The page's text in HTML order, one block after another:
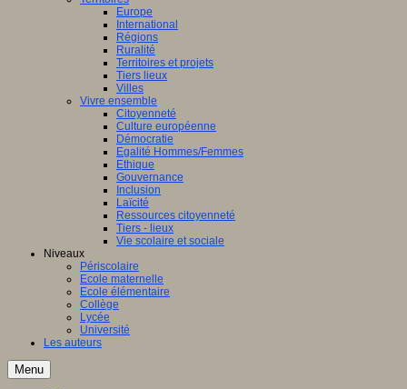
Europe
International
Régions
Ruralité
Territoires et projets
Tiers lieux
Villes
Vivre ensemble
Citoyenneté
Culture européenne
Démocratie
Egalité Hommes/Femmes
Ethique
Gouvernance
Inclusion
Laïcité
Ressources citoyenneté
Tiers - lieux
Vie scolaire et sociale
Niveaux
Périscolaire
Ecole maternelle
Ecole élémentaire
Collège
Lycée
Université
Les auteurs
Menu